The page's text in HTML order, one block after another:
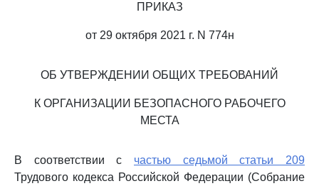
ПРИКАЗ
от 29 октября 2021 г. N 774н
ОБ УТВЕРЖДЕНИИ ОБЩИХ ТРЕБОВАНИЙ
К ОРГАНИЗАЦИИ БЕЗОПАСНОГО РАБОЧЕГО
МЕСТА
В соответствии с частью седьмой статьи 209
Трудового кодекса Российской Федерации (Собрание